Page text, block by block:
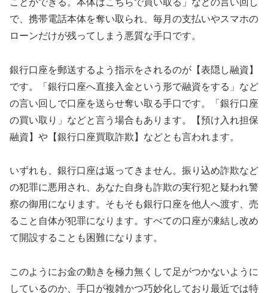
で、携帯電話本体を奪い取られ、毎月の支払いやスマホの
ローンだけが残ってしまう悪質な手口です。
銀行口座を郵送するよう指示をされるのが【表隠し融資】
です。「銀行口座へ直接入金という形で融資をする」など
の言い回しで口座を送らせ奪い取る手口です。「銀行口座
の買い取り」などと言う場合もあります。【預け入れ担保
融資】や【銀行口座買取詐欺】などとも言われます。
いずれも、銀行口座は返ってきません。振り込め詐欺など
の犯罪に悪用され、あなた自身も詐欺の実行犯と疑われ警
察の御用になります。そもそも銀行口座を他人へ渡す、売
ること自体が犯罪になります。すべての口座が凍結し改め
て開設することも困難になります。
このようにお金の動きを極力無くして足がつかないように
しているのか、手口が複雑かつ巧妙化しており最近では特